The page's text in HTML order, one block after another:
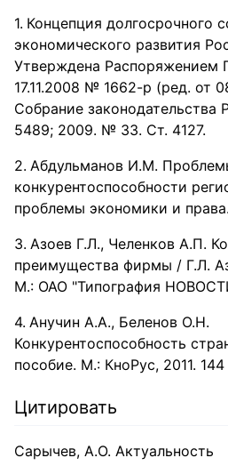
Концепция долгосрочного
экономического развития
Утверждена Распоряжением
17.11.2008 № 1662-р (ред. от
Собрание
5489; 2009. № 33. Ст. 4127.
Абдульманов И.М.
конкурентоспособности
проблемы экономики и
Азоев Г.Л., Челенков А.П.
преимущества фирмы / Г.Л.
М.: ОАО "Типография
Анучин А.А., Беленов О.Н.
Конкурентоспособность
пособие. М.: КноРус, 2011. 144
Цитировать
Сарычев, А.О. Актуальность